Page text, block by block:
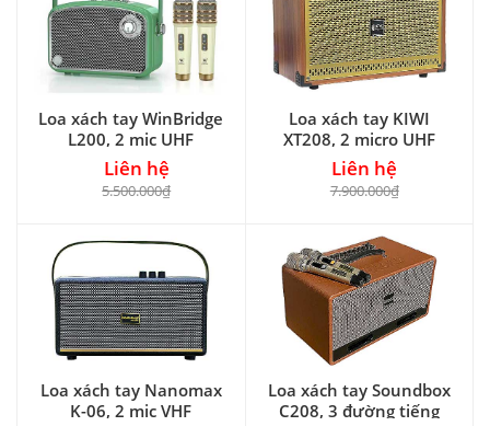
Loa xách tay WinBridge
L200, 2 mic UHF
Liên hệ
5.500.000₫
Loa xách tay KIWI
XT208, 2 micro UHF
Liên hệ
7.900.000₫
Loa xách tay Nanomax
K-06, 2 mic VHF
Loa xách tay Soundbox
C208, 3 đường tiếng